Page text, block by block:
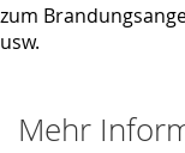
zum
usw.
Mehr